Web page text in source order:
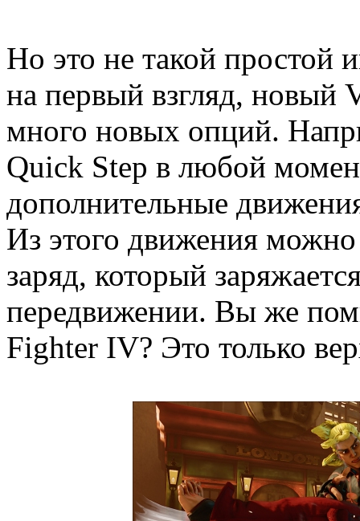
Но это не такой простой
на первый взгляд, новый
много новых опций.
Quick Step в любой
дополнительные
Из этого движения можно
заряд, который
передвижении. Вы же
Fighter IV? Это только